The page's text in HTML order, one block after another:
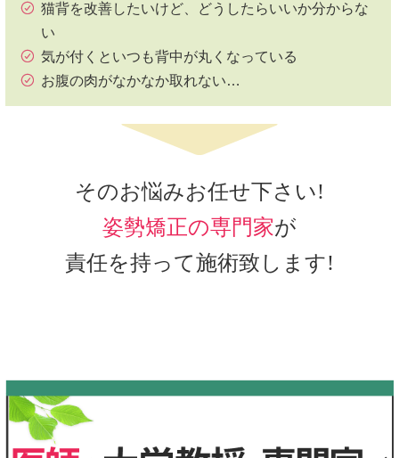
猫背を改善したいけど、どうしたらいいか分からな
い
気が付くといつも背中が丸くなっている
お腹の肉がなかなか取れない…
そのお悩みお任せ下さい!
姿勢矯正の専門家が
責任を持って施術致します!